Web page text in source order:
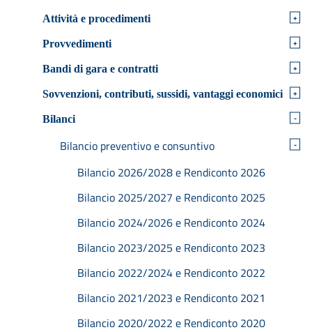
Attività e procedimenti +
Provvedimenti +
Bandi di gara e contratti +
Sovvenzioni, contributi, sussidi, vantaggi economici +
Bilanci -
Bilancio preventivo e consuntivo -
Bilancio 2026/2028 e Rendiconto 2026
Bilancio 2025/2027 e Rendiconto 2025
Bilancio 2024/2026 e Rendiconto 2024
Bilancio 2023/2025 e Rendiconto 2023
Bilancio 2022/2024 e Rendiconto 2022
Bilancio 2021/2023 e Rendiconto 2021
Bilancio 2020/2022 e Rendiconto 2020